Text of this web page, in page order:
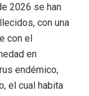
2026 se han
con una
con el
en
endémico,
el cual habita